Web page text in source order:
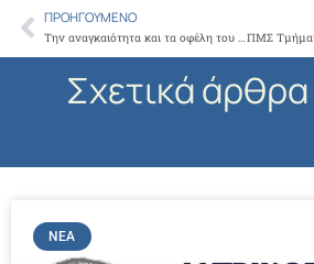
Prev
ΠΡΟΗΓΟΎΜΕΝΟ
Την αναγκαιότητα και τα οφέλη του καθολικού εμβολιασμού για τον Sars-Cov-2 τόνισαν οι εκπρόσωποι όλων των παρατάξεων του Δ.Σ. του ΙΣΑ
Σχετικά άρθρα
ΝΈΑ